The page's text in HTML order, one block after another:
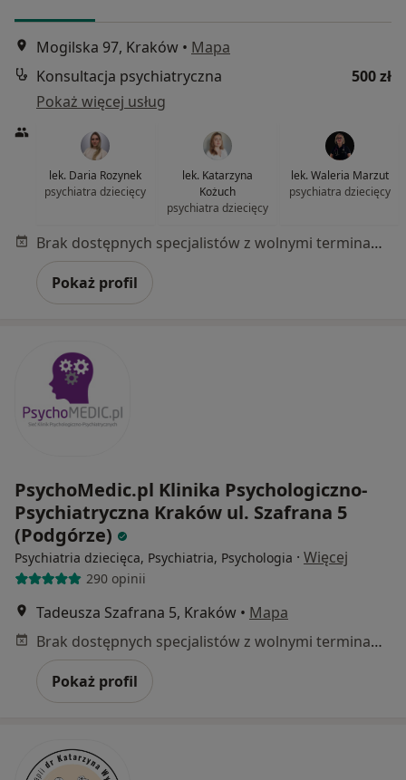
Mogilska 97, Kraków • Mapa
Konsultacja psychiatryczna
500 zł
Pokaż więcej usług
lek. Daria Rozynek
psychiatra dziecięcy
lek. Katarzyna
Kożuch
psychiatra dziecięcy
lek. Waleria Marzut
psychiatra dziecięcy
Brak dostępnych specjalistów z wolnymi terminami w tym centrum medycznym.
Pokaż profil
PsychoMedic.pl Klinika Psychologiczno-
Psychiatryczna Kraków ul. Szafrana 5
(Podgórze)
Psychiatria dziecięca, Psychiatria, Psychologia · Więcej
290 opinii
Tadeusza Szafrana 5, Kraków • Mapa
Brak dostępnych specjalistów z wolnymi terminami w tym centrum medycznym.
Pokaż profil